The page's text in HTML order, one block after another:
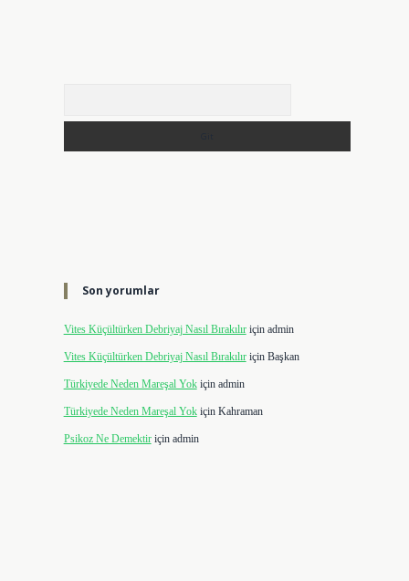
Son yorumlar
Vites Küçültürken Debriyaj Nasıl Bırakılıriçin admin
Vites Küçültürken Debriyaj Nasıl Bırakılıriçin Başkan
Türkiyede Neden Mareşal Yokiçin admin
Türkiyede Neden Mareşal Yokiçin Kahraman
Psikoz Ne Demektiriçin admin